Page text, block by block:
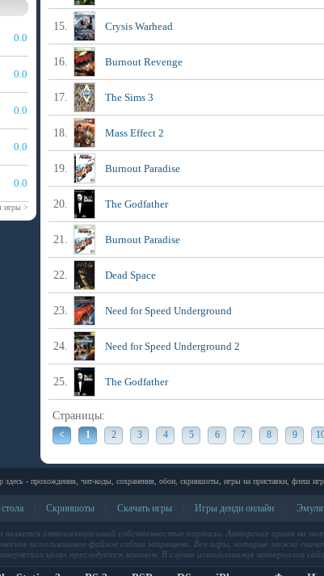
0.0
0.0
0.0
0.0
0.0
игры >
15. Crysis Warhead
16. Burnout Revenge
17. The Sims 3
18. Mass Effect 2
19. Burnout Paradise
20. The Godfather
21. Burnout Paradise
22. Dead Space
23. Need for Speed Underground
24. Need for Speed Underground 2
25. The Godfather
Страницы:
< 1 2 3 4 5 6 7 8 9
здесь - прохождения, чит-коды, сохранения, обои, скриншоты, игры на приставки, флеш
Скриншоты Скачать игры Игры денди онлайн
является интеллектуальной собственностью портала. Авторские права на
использование файлов сайта запрещено. Все игры, которые можно
целях преследуется законом. В случае использования материалов